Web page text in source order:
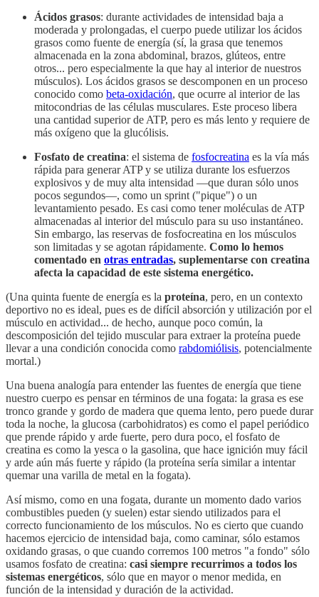
Ácidos grasos: durante actividades de intensidad baja a
moderada y prolongadas, el cuerpo puede utilizar los ácidos
grasos como fuente de energía (sí, la grasa que tenemos
almacenada en la zona abdominal, brazos, glúteos, entre
otros... pero especialmente la que hay al interior de nuestros
músculos). Los ácidos grasos se descomponen en un proceso
conocido como beta-oxidación, que ocurre al interior de las
mitocondrias de las células musculares. Este proceso libera
una cantidad superior de ATP, pero es más lento y requiere de
más oxígeno que la glucólisis.
Fosfato de creatina: el sistema de fosfocreatina es la vía más
rápida para generar ATP y se utiliza durante los esfuerzos
explosivos y de muy alta intensidad —que duran sólo unos
pocos segundos—, como un sprint ("pique") o un
levantamiento pesado. Es casi como tener moléculas de ATP
almacenadas al interior del músculo para su uso instantáneo.
Sin embargo, las reservas de fosfocreatina en los músculos
son limitadas y se agotan rápidamente. Como lo hemos
comentado en otras entradas, suplementarse con creatina
afecta la capacidad de este sistema energético.
(Una quinta fuente de energía es la proteína, pero, en un contexto
deportivo no es ideal, pues es de difícil absorción y utilización por el
músculo en actividad... de hecho, aunque poco común, la
descomposición del tejido muscular para extraer la proteína puede
llevar a una condición conocida como rabdomiólisis, potencialmente
mortal.)
Una buena analogía para entender las fuentes de energía que tiene
nuestro cuerpo es pensar en términos de una fogata: la grasa es ese
tronco grande y gordo de madera que quema lento, pero puede durar
toda la noche, la glucosa (carbohidratos) es como el papel periódico
que prende rápido y arde fuerte, pero dura poco, el fosfato de
creatina es como la yesca o la gasolina, que hace ignición muy fácil
y arde aún más fuerte y rápido (la proteína sería similar a intentar
quemar una varilla de metal en la fogata).
Así mismo, como en una fogata, durante un momento dado varios
combustibles pueden (y suelen) estar siendo utilizados para el
correcto funcionamiento de los músculos. No es cierto que cuando
hacemos ejercicio de intensidad baja, como caminar, sólo estamos
oxidando grasas, o que cuando corremos 100 metros "a fondo" sólo
usamos fosfato de creatina: casi siempre recurrimos a todos los
sistemas energéticos, sólo que en mayor o menor medida, en
función de la intensidad y duración de la actividad.